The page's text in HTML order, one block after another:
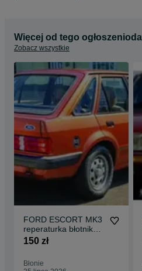
Więcej od tego
Zobacz wszystkie
FORD ESCORT MK3
reperaturka błotnika
prawy tył 4D 1980-
klocki tarcze
150 zł
Błonie